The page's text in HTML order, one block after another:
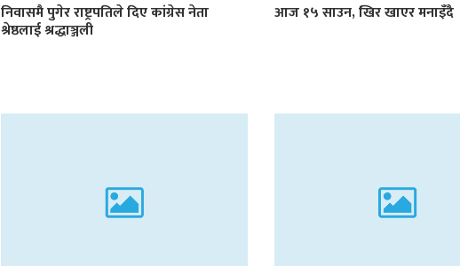
निवासमै पुगेर राष्ट्रपतिले दिए कांग्रेस नेता
श्रेष्ठलाई श्रद्धाञ्जली
आज १५ साउन, खिर खाएर मनाइँदै